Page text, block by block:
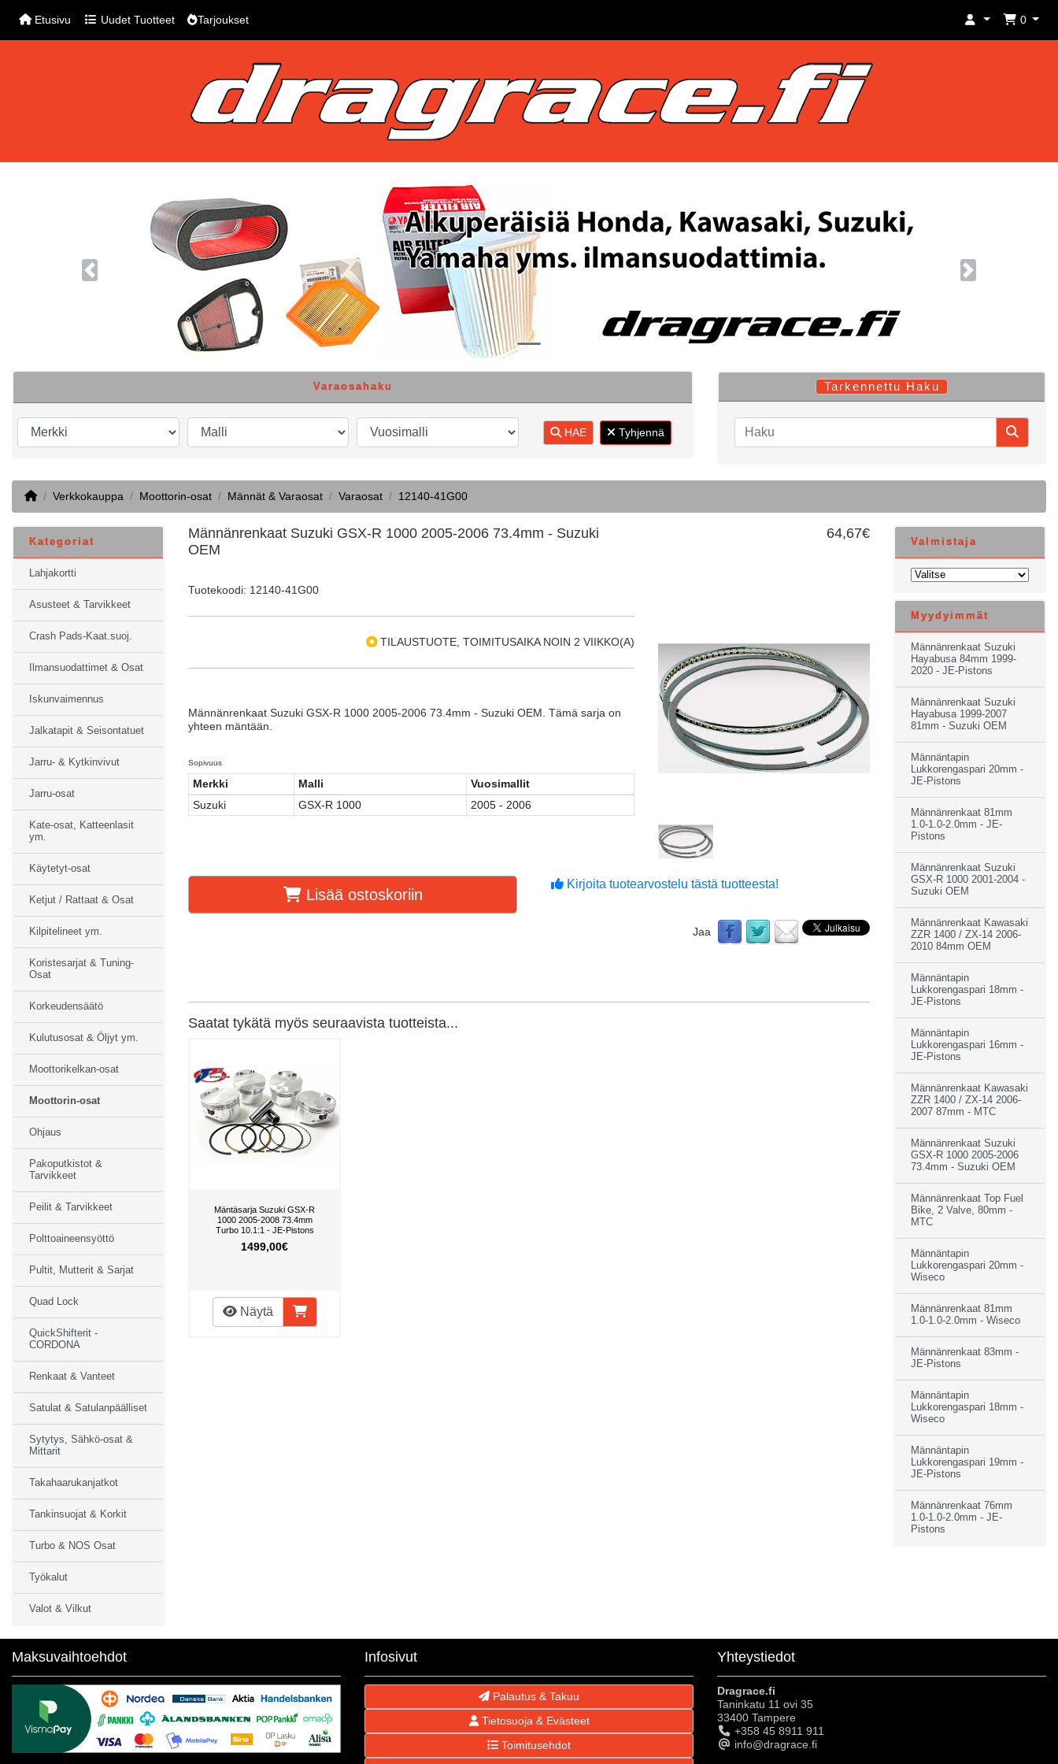
Etusivu Uudet Tuotteet Tarjoukset 0
Previous Next
Varaosahaku
HAE Tyhjennä
Tarkennettu Haku
HomeVerkkokauppa Moottorin-osat Männät & Varaosat Varaosat 12140-41G00
Männänrenkaat Suzuki GSX-R 1000 2005-2006 73.4mm - Suzuki
OEM
64,67€
Tuotekoodi: 12140-41G00
TILAUSTUOTE, TOIMITUSAIKA NOIN 2 VIIKKO(A)
Männänrenkaat Suzuki GSX-R 1000 2005-2006 73.4mm - Suzuki OEM. Tämä sarja on
yhteen mäntään.
Sopivuus
Merkki Malli
Vuosimallit
Suzuki
GSX-R 1000 2005 - 2006
Lisää ostoskoriin
Kirjoita tuotearvostelu tästä tuotteesta!
Jaa
Saatat tykätä myös seuraavista tuotteista...
Mäntäsarja Suzuki GSX-R
1000 2005-2008 73.4mm
Turbo 10.1:1 - JE-Pistons
1499,00€
Näytä
Kategoriat
Lahjakortti
Asusteet & Tarvikkeet
Crash Pads-Kaat.suoj.
Ilmansuodattimet & Osat
Iskunvaimennus
Jalkatapit & Seisontatuet
Jarru- & Kytkinvivut
Jarru-osat
Kate-osat, Katteenlasit
ym.
Käytetyt-osat
Ketjut / Rattaat & Osat
Kilpitelineet ym.
Koristesarjat & Tuning-
Osat
Korkeudensäätö
Kulutusosat & Öljyt ym.
Moottorikelkan-osat
Moottorin-osat
Ohjaus
Pakoputkistot &
Tarvikkeet
Peilit & Tarvikkeet
Polttoaineensyöttö
Pultit, Mutterit & Sarjat
Quad Lock
QuickShifterit -
CORDONA
Renkaat & Vanteet
Satulat & Satulanpäälliset
Sytytys, Sähkö-osat &
Mittarit
Takahaarukanjatkot
Tankinsuojat & Korkit
Turbo & NOS Osat
Työkalut
Valot & Vilkut
Valmistaja
Myydyimmät
Männänrenkaat Suzuki
Hayabusa 84mm 1999-
2020 - JE-Pistons
Männänrenkaat Suzuki
Hayabusa 1999-2007
81mm - Suzuki OEM
Männäntapin
Lukkorengaspari 20mm -
JE-Pistons
Männänrenkaat 81mm
1.0-1.0-2.0mm - JE-
Pistons
Männänrenkaat Suzuki
GSX-R 1000 2001-2004 -
Suzuki OEM
Männänrenkaat Kawasaki
ZZR 1400 / ZX-14 2006-
2010 84mm OEM
Männäntapin
Lukkorengaspari 18mm -
JE-Pistons
Männäntapin
Lukkorengaspari 16mm -
JE-Pistons
Männänrenkaat Kawasaki
ZZR 1400 / ZX-14 2006-
2007 87mm - MTC
Männänrenkaat Suzuki
GSX-R 1000 2005-2006
73.4mm - Suzuki OEM
Männänrenkaat Top Fuel
Bike, 2 Valve, 80mm -
MTC
Männäntapin
Lukkorengaspari 20mm -
Wiseco
Männänrenkaat 81mm
1.0-1.0-2.0mm - Wiseco
Männänrenkaat 83mm -
JE-Pistons
Männäntapin
Lukkorengaspari 18mm -
Wiseco
Männäntapin
Lukkorengaspari 19mm -
JE-Pistons
Männänrenkaat 76mm
1.0-1.0-2.0mm - JE-
Pistons
Maksuvaihtoehdot Infosivut
Palautus & Takuu
Tietosuoja & Evästeet
Toimitusehdot
Yhteystiedot
Dragrace.fi
Taninkatu 11 ovi 35
33400 Tampere
+358 45 8911 911
info@dragrace.fi